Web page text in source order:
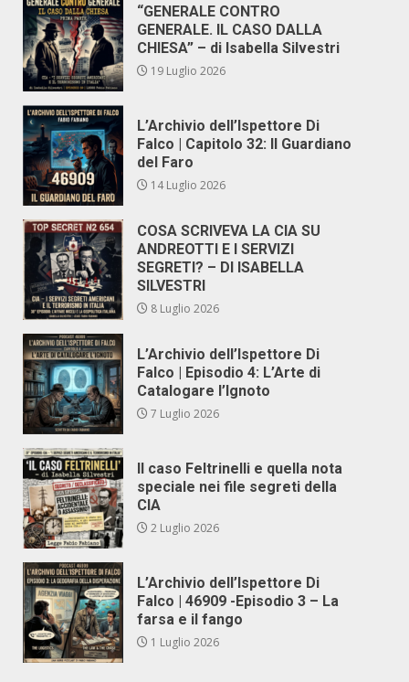
“GENERALE CONTRO
GENERALE. IL CASO DALLA
CHIESA” – di Isabella Silvestri
19 Luglio 2026
L’Archivio dell’Ispettore Di
Falco | Capitolo 32: Il Guardiano
del Faro
14 Luglio 2026
COSA SCRIVEVA LA CIA SU
ANDREOTTI E I SERVIZI
SEGRETI? – DI ISABELLA
SILVESTRI
8 Luglio 2026
L’Archivio dell’Ispettore Di
Falco | Episodio 4: L’Arte di
Catalogare l’Ignoto
7 Luglio 2026
Il caso Feltrinelli e quella nota
speciale nei file segreti della
CIA
2 Luglio 2026
L’Archivio dell’Ispettore Di
Falco | 46909 -Episodio 3 – La
farsa e il fango
1 Luglio 2026